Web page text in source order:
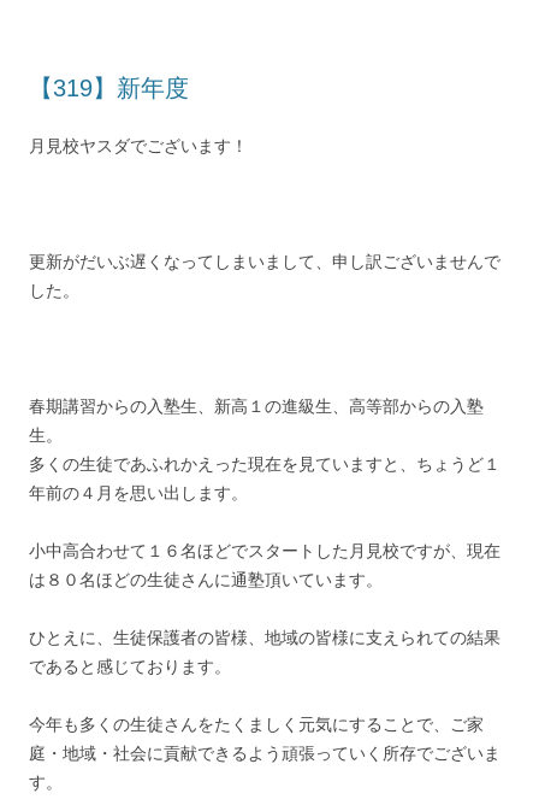
【319】新年度
月見校ヤスダでございます！
更新がだいぶ遅くなってしまいまして、申し訳ございませんで
した。
春期講習からの入塾生、新高１の進級生、高等部からの入塾
生。
多くの生徒であふれかえった現在を見ていますと、ちょうど１
年前の４月を思い出します。
小中高合わせて１６名ほどでスタートした月見校ですが、現在
は８０名ほどの生徒さんに通塾頂いています。
ひとえに、生徒保護者の皆様、地域の皆様に支えられての結果
であると感じております。
今年も多くの生徒さんをたくましく元気にすることで、ご家
庭・地域・社会に貢献できるよう頑張っていく所存でございま
す。